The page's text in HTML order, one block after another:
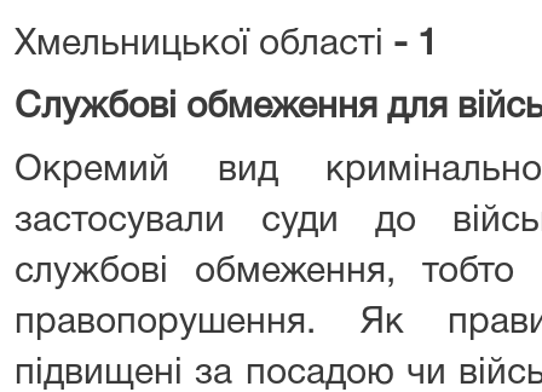
Хмельницької області - 1
Службові обмеження для
Окремий вид
застосували суди до
службові обмеження, тобто
правопорушення. Як
підвищені за посадою чи